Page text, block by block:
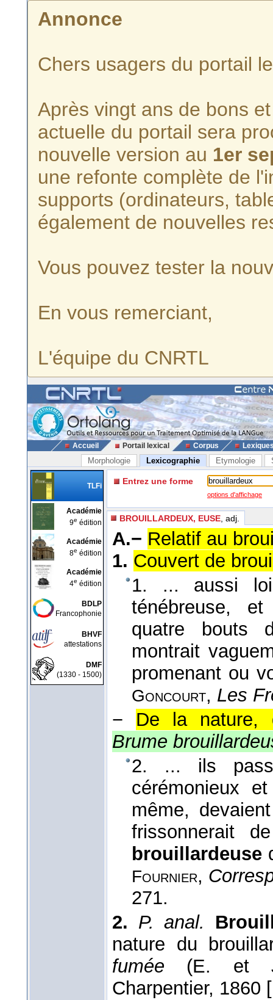
Annonce
Chers usagers du portail
Après vingt ans de bons
actuelle du portail sera
nouvelle version au 1er
une refonte complète de
supports (ordinateurs,
également de nouvelles
Vous pouvez tester la
En vous remerciant,
L'équipe du CNRTL
Accueil Portail lexical Corpus
Morphologie Lexicographie Etymologie
TLFi
Académie
9e édition
Académie
8e édition
Académie
4e édition
BDLP
Francophonie
BHVF
attestations
DMF
(1330 - 1500)
Entrez une forme
options d'affichage
BROUILLARDEUX, EUSE , adj.
A.− Relatif au
1. Couvert de
1. ... aussi
ténébreuse,
quatre bouts
montrait
promenant ou
Goncourt, Les
− De la nature,
Brume
2. ... ils
cérémonieux
même,
frissonnerait
brouillardeuse
Fournier,
271.
2. P. anal.
nature du
fumée (E. et
Charpentier, 1860